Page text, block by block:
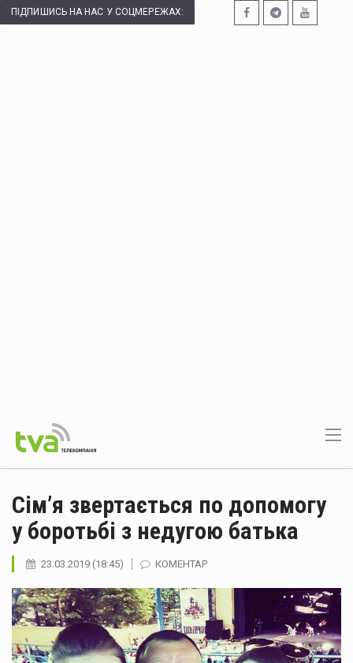
ПІДПИШИСЬ НА НАС У СОЦМЕРЕЖАХ:
Сім’я звертається по допомогу
у боротьбі з недугою батька
23.03.2019 (18:45) КОМЕНТАР